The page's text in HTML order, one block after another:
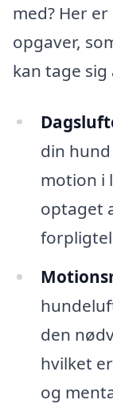
med? Her
opgaver,
kan tage sig
din
motion i
optaget
den
hvilket
og